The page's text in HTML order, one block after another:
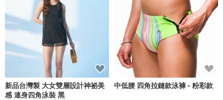
新品台灣製 大女雙層設計神祕美
感 連身四角泳裝 黑
中低腰 四角拉鏈款泳褲 - 粉彩款